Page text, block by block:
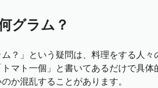
グラム？
？」という疑問は、料理をする人
マト一個」と書いてあるだけで具
か混乱することがあります。